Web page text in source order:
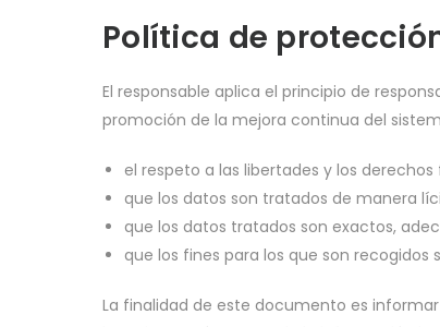
Política de
El responsable aplica el principio de
promoción de la mejora continua del
el respeto a las libertades y los
que los datos son tratados de manera
que los datos tratados son exactos,
que los fines para los que son
La finalidad de este documento es